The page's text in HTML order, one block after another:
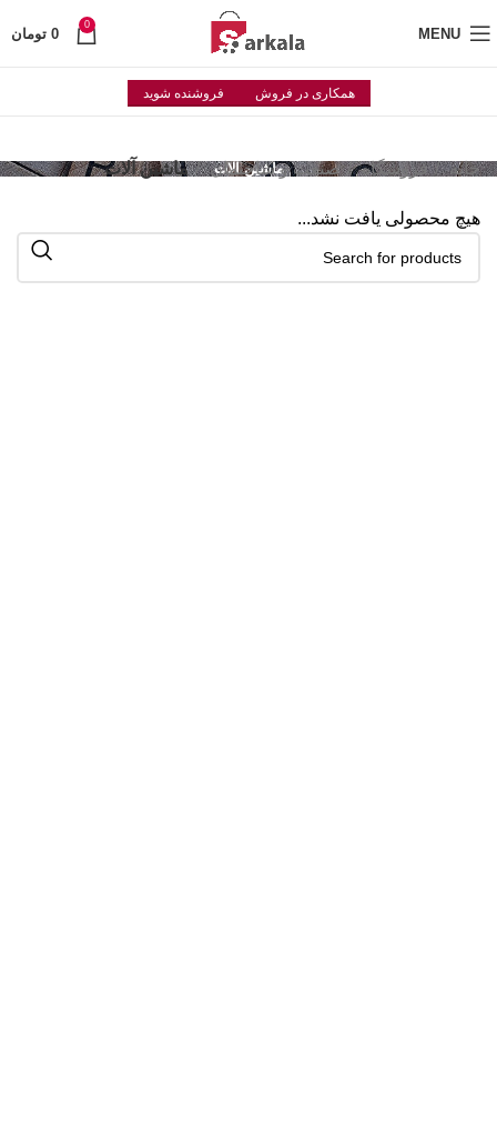
MENU
0
0 تومان
همکاری در فروش فروشنده شوید
ماشین آلات خانه فروشگاه صنعت و ساختمان ماشین آلات
هیچ محصولی یافت نشد...